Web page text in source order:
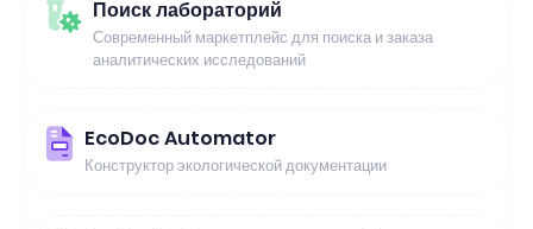
Поиск лабораторий
Современный маркетплейс для поиска и заказа
аналитических исследований
EcoDoc Automator
Конструктор экологической документации